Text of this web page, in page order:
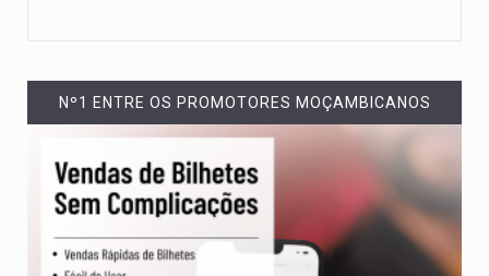
Nº1 ENTRE OS PROMOTORES MOÇAMBICANOS